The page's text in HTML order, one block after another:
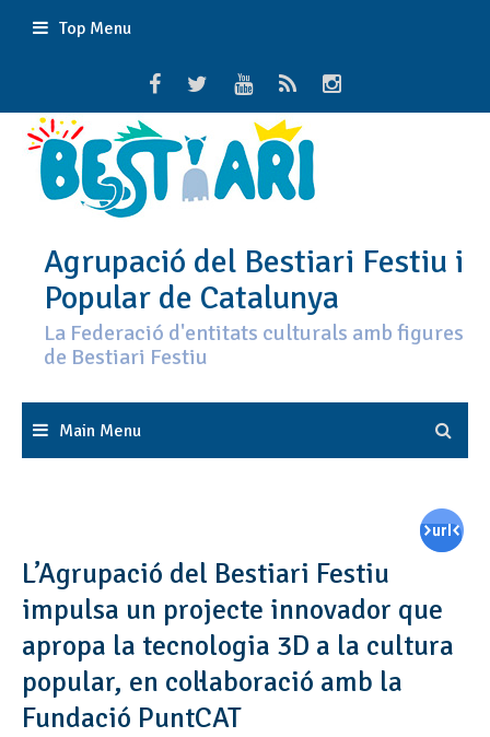
Top Menu
Agrupació del Bestiari Festiu i
Popular de Catalunya
La Federació d'entitats culturals amb figures
de Bestiari Festiu
Main Menu
L’Agrupació del Bestiari Festiu
impulsa un projecte innovador que
apropa la tecnologia 3D a la cultura
popular, en col·laboració amb la
Fundació PuntCAT